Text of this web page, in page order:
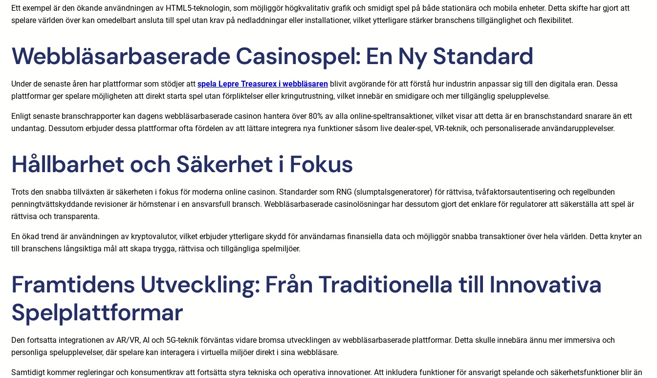
Ett exempel är den ökande användningen av HTML5-teknologin, som möjliggör högkvalitativ grafik och smidigt spel på både stationära och mobila enheter. Detta skifte har gjort att
spelare världen över kan omedelbart ansluta till spel utan krav på nedladdningar eller installationer, vilket ytterligare stärker branschens tillgänglighet och flexibilitet.
Webbläsarbaserade Casinospel: En Ny Standard
Under de senaste åren har plattformar som stödjer att spela Lepre Treasurex i webbläsaren blivit avgörande för att förstå hur industrin anpassar sig till den digitala eran. Dessa
plattformar ger spelare möjligheten att direkt starta spel utan förpliktelser eller kringutrustning, vilket innebär en smidigare och mer tillgänglig spelupplevelse.
Enligt senaste branschrapporter kan dagens webbläsarbaserade casinon hantera över 80% av alla online-speltransaktioner, vilket visar att detta är en branschstandard snarare än ett
undantag. Dessutom erbjuder dessa plattformar ofta fördelen av att lättare integrera nya funktioner såsom live dealer-spel, VR-teknik, och personaliserade användarupplevelser.
Hållbarhet och Säkerhet i Fokus
Trots den snabba tillväxten är säkerheten i fokus för moderna online casinon. Standarder som RNG (slumptalsgeneratorer) för rättvisa, tvåfaktorsautentisering och regelbunden
penningtvättskyddande revisioner är hörnstenar i en ansvarsfull bransch. Webbläsarbaserade casinolösningar har dessutom gjort det enklare för regulatorer att säkerställa att spel är
rättvisa och transparenta.
En ökad trend är användningen av kryptovalutor, vilket erbjuder ytterligare skydd för användarnas finansiella data och möjliggör snabba transaktioner över hela världen. Detta knyter an
till branschens långsiktiga mål att skapa trygga, rättvisa och tillgängliga spelmiljöer.
Framtidens Utveckling: Från Traditionella till Innovativa
Spelplattformar
Den fortsatta integrationen av AR/VR, AI och 5G-teknik förväntas vidare bromsa utvecklingen av webbläsarbaserade plattformar. Detta skulle innebära ännu mer immersiva och
personliga spelupplevelser, där spelare kan interagera i virtuella miljöer direkt i sina webbläsare.
Samtidigt kommer regleringar och konsumentkrav att fortsätta styra tekniska och operativa innovationer. Att inkludera funktioner för ansvarigt spelande och säkerhetsfunktioner blir än